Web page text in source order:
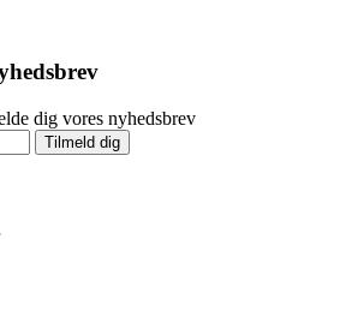
dig vores nyhedsbrev
Tilmeld dig